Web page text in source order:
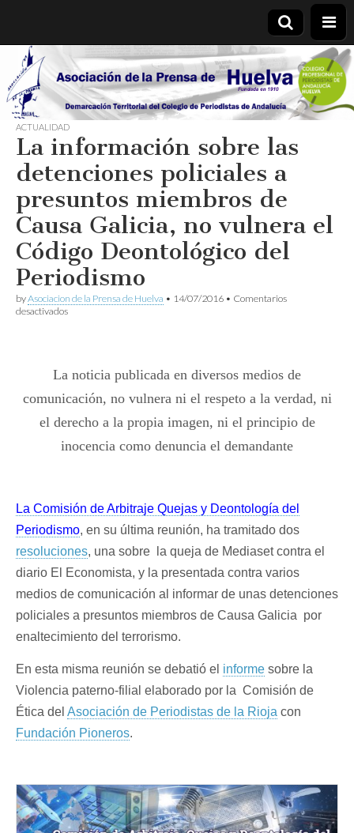
Asociación
de la
Prensa de
Huelva
ACTUALIDAD
La información sobre las
detenciones policiales a
presuntos miembros de
Causa Galicia, no vulnera el
Código Deontológico del
Periodismo
byAsociacion de la Prensa de Huelva • 14/07/2016 • Comentarios
desactivadosen
detenciones
a
miembros
Causa
Código
Deontológico
del
Periodismo
La noticia publicada en diversos medios de
comunicación, no vulnera ni el respeto a la verdad, ni
el derecho a la propia imagen, ni el principio de
inocencia como denuncia el demandante
La Comisión de Arbitraje Quejas y Deontología del
Periodismo, en su última reunión, ha tramitado dos
resoluciones, una sobre la queja de Mediaset contra el
diario El Economista, y la presentada contra varios
medios de comunicación al informar de unas detenciones
policiales a presuntos miembros de Causa Galicia por
enaltecimiento del terrorismo.
En esta misma reunión se debatió el informe sobre la
Violencia paterno-filial elaborado por la Comisión de
Ética del Asociación de Periodistas de la Rioja con
Fundación Pioneros.